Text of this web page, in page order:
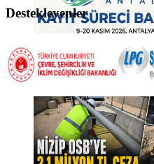
Haberi Oku
Destekleyenler